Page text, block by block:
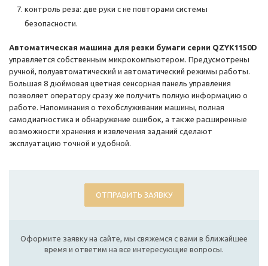
контроль реза: две руки с не повторами системы
безопасности.
Автоматическая машина для резки бумаги серии QZYK1150D
управляется собственным микрокомпьютером. Предусмотрены
ручной, полуавтоматический и автоматический режимы работы.
Большая 8 дюймовая цветная сенсорная панель управления
позволяет оператору сразу же получить полную информацию о
работе. Напоминания о техобслуживании машины, полная
самодиагностика и обнаружение ошибок, а также расширенные
возможности хранения и извлечения заданий сделают
эксплуатацию точной и удобной.
ОТПРАВИТЬ ЗАЯВКУ
Оформите заявку на сайте, мы свяжемся с вами в ближайшее
время и ответим на все интересующие вопросы.